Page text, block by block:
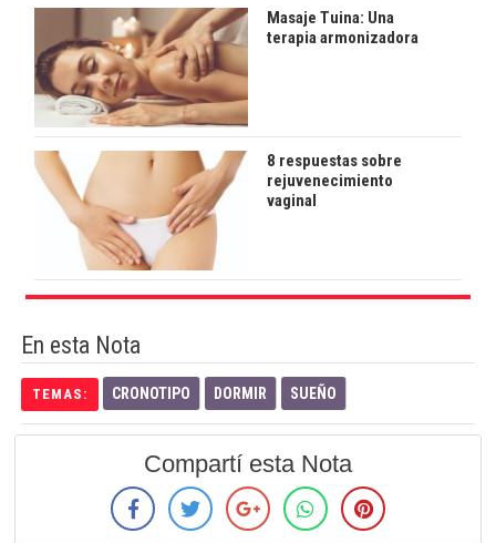
Masaje Tuina: Una
terapia armonizadora
8 respuestas sobre
rejuvenecimiento
vaginal
En esta Nota
TEMAS: CRONOTIPO DORMIR SUEÑO
Compartí esta Nota